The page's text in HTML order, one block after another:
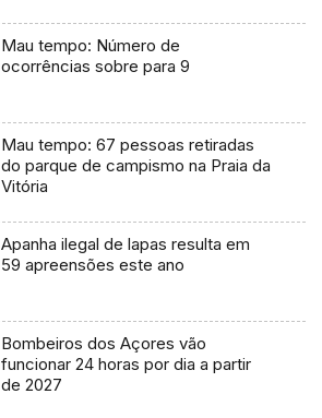
Mau tempo: Número de
ocorrências sobre para 9
Mau tempo: 67 pessoas retiradas
do parque de campismo na Praia da
Vitória
Apanha ilegal de lapas resulta em
59 apreensões este ano
Bombeiros dos Açores vão
funcionar 24 horas por dia a partir
de 2027